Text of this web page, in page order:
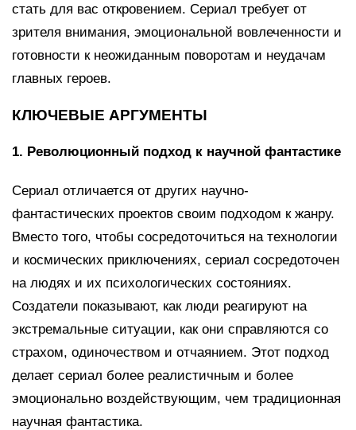
стать для вас откровением. Сериал требует от
зрителя внимания, эмоциональной вовлеченности и
готовности к неожиданным поворотам и неудачам
главных героев.
КЛЮЧЕВЫЕ АРГУМЕНТЫ
1. Революционный подход к научной фантастике
Сериал отличается от других научно-
фантастических проектов своим подходом к жанру.
Вместо того, чтобы сосредоточиться на технологии
и космических приключениях, сериал сосредоточен
на людях и их психологических состояниях.
Создатели показывают, как люди реагируют на
экстремальные ситуации, как они справляются со
страхом, одиночеством и отчаянием. Этот подход
делает сериал более реалистичным и более
эмоционально воздействующим, чем традиционная
научная фантастика.